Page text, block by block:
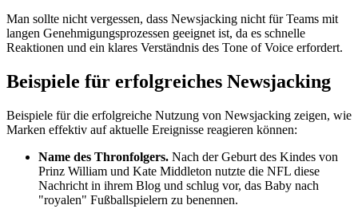
Man sollte nicht vergessen, dass Newsjacking nicht für Teams mit
langen Genehmigungsprozessen geeignet ist, da es schnelle
Reaktionen und ein klares Verständnis des Tone of Voice erfordert.
Beispiele für erfolgreiches Newsjacking
Beispiele für die erfolgreiche Nutzung von Newsjacking zeigen, wie
Marken effektiv auf aktuelle Ereignisse reagieren können:
Name des Thronfolgers. Nach der Geburt des Kindes von
Prinz William und Kate Middleton nutzte die NFL diese
Nachricht in ihrem Blog und schlug vor, das Baby nach
"royalen" Fußballspielern zu benennen.